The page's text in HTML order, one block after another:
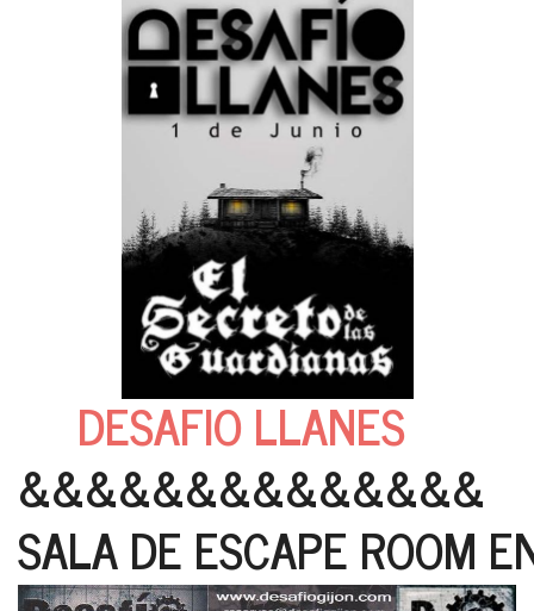
DESAFIO LLANES
&&&&&&&&&&&&&&
SALA DE ESCAPE ROOM